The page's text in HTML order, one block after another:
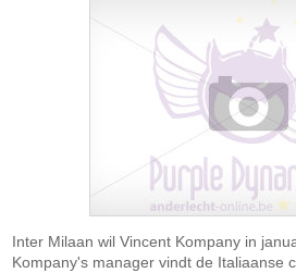
Inter Milaan wil Vincent Kompany in
Kompany's manager vindt de Italiaanse